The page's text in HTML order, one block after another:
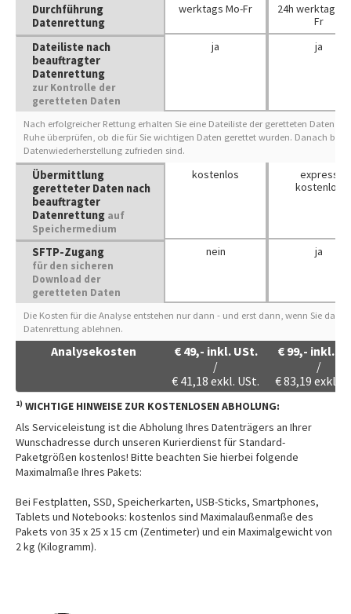
Durchführung
Datenrettung
werktags Mo-Fr
24h werktags
Fr
Dateiliste nach
beauftragter
Datenrettung
zur Kontrolle der
geretteten Daten
ja ja
Nach erfolgreicher Rettung erhalten Sie eine Dateiliste der geretteten Daten
Ruhe überprüfen, ob die für Sie wichtigen Daten gerettet wurden. Danach
Datenwiederherstellung zufrieden sind.
Übermittlung
geretteter Daten nach
beauftragter
Datenrettung auf
Speichermedium
kostenlos
express
kostenlos
SFTP-Zugang
für den sicheren
Download der
geretteten Daten
nein ja
Die Kosten für die Analyse entstehen nur dann - und erst dann, wenn Sie das
Datenrettung ablehnen.
Analysekosten € 49,- inkl. USt.
/
€ 41,18 exkl. USt.
€ 99,- inkl.
/
€83,19 exkl.
1) WICHTIGE HINWEISE ZUR KOSTENLOSEN ABHOLUNG:
Als Serviceleistung ist die Abholung Ihres Datenträgers an Ihrer
Wunschadresse durch unseren Kurierdienst für Standard-
Paketgrößen kostenlos! Bitte beachten Sie hierbei folgende
Maximalmaße Ihres Pakets:
Bei Festplatten, SSD, Speicherkarten, USB-Sticks, Smartphones,
Tablets und Notebooks: kostenlos sind Maximalaußenmaße des
Pakets von 35 x 25 x 15 cm (Zentimeter) und ein Maximalgewicht von
2 kg (Kilogramm).